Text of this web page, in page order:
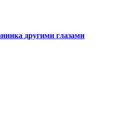
другими глазами